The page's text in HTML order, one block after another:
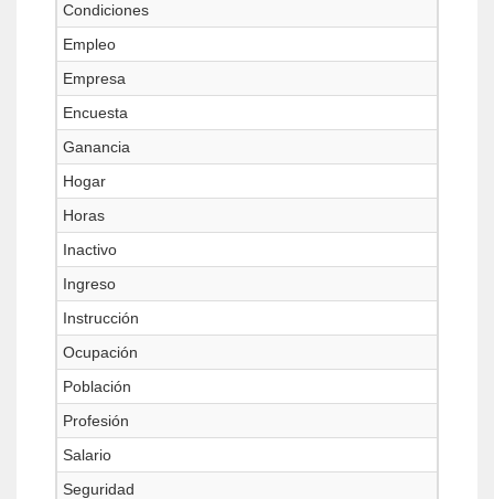
Condiciones
Empleo
Empresa
Encuesta
Ganancia
Hogar
Horas
Inactivo
Ingreso
Instrucción
Ocupación
Población
Profesión
Salario
Seguridad